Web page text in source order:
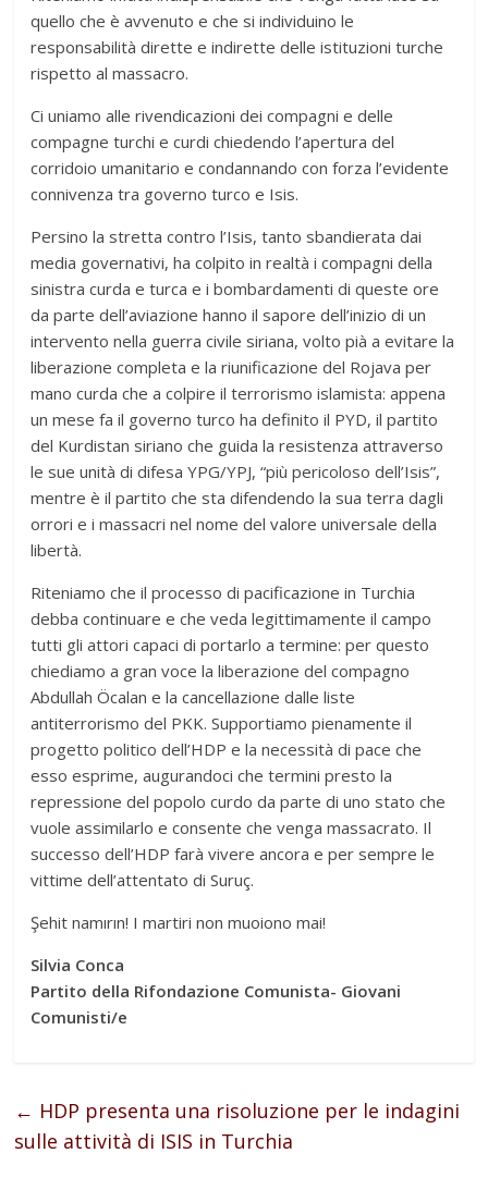
quello che è avvenuto e che si individuino le
responsabilità dirette e indirette delle istituzioni turche
rispetto al massacro.
Ci uniamo alle rivendicazioni dei compagni e delle
compagne turchi e curdi chiedendo l’apertura del
corridoio umanitario e condannando con forza l’evidente
connivenza tra governo turco e Isis.
Persino la stretta contro l’Isis, tanto sbandierata dai
media governativi, ha colpito in realtà i compagni della
sinistra curda e turca e i bombardamenti di queste ore
da parte dell’aviazione hanno il sapore dell’inizio di un
intervento nella guerra civile siriana, volto pià a evitare la
liberazione completa e la riunificazione del Rojava per
mano curda che a colpire il terrorismo islamista: appena
un mese fa il governo turco ha definito il PYD, il partito
del Kurdistan siriano che guida la resistenza attraverso
le sue unità di difesa YPG/YPJ, “più pericoloso dell’Isis”,
mentre è il partito che sta difendendo la sua terra dagli
orrori e i massacri nel nome del valore universale della
libertà.
Riteniamo che il processo di pacificazione in Turchia
debba continuare e che veda legittimamente il campo
tutti gli attori capaci di portarlo a termine: per questo
chiediamo a gran voce la liberazione del compagno
Abdullah Öcalan e la cancellazione dalle liste
antiterrorismo del PKK. Supportiamo pienamente il
progetto politico dell’HDP e la necessità di pace che
esso esprime, augurandoci che termini presto la
repressione del popolo curdo da parte di uno stato che
vuole assimilarlo e consente che venga massacrato. Il
successo dell’HDP farà vivere ancora e per sempre le
vittime dell’attentato di Suruç.
Şehit namırın! I martiri non muoiono mai!
Silvia Conca
Partito della Rifondazione Comunista- Giovani
Comunisti/e
← HDP presenta una risoluzione per le indagini
sulle attività di ISIS in Turchia